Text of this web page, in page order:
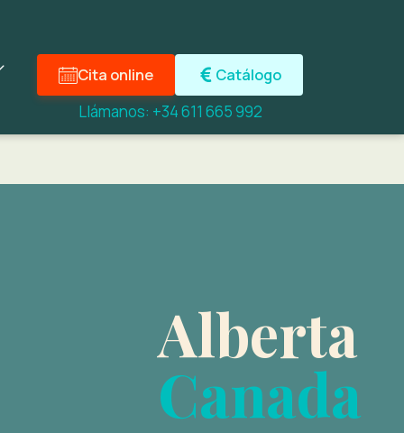
Cita online Catálogo
Llámanos: +34 611 665 992
Alberta
Canada